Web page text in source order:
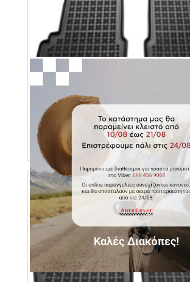
Πατάκια δαπέδου λαστιχένια για
Κωδικός Προϊόντος: 201801
€55.50